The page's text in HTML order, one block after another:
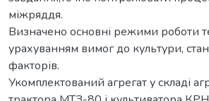
міжряддя.
Визначено основні режими роботи
урахуванням вимог до культури,
факторів.
Укомплектований агрегат у складі